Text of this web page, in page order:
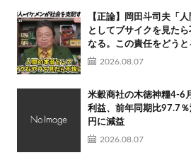
【正論】岡田斗司夫「
としてブサイクを見た
なる。この責任をどうと
2026.08.07
米穀商社の木徳神糧4-6
利益、前年同期比97.7
円に減益
2026.08.07